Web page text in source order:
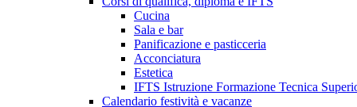
Cucina
Sala e bar
Panificazione e pasticceria
Acconciatura
Estetica
IFTS Istruzione Formazione Tecnica
Calendario festività e vacanze